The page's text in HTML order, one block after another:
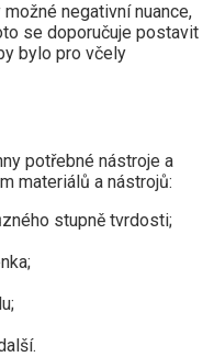
negativní nuance,
se doporučuje postavit
bylo pro včely
potřebné nástroje a
materiálů a nástrojů:
stupně tvrdosti;